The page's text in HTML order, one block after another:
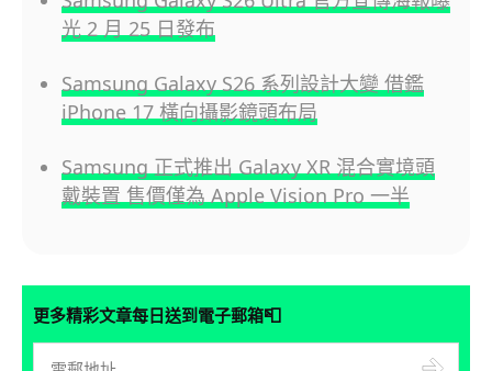
光 2 月 25 日發布
Samsung Galaxy S26 系列設計大變 借鑑
iPhone 17 橫向攝影鏡頭布局
Samsung 正式推出 Galaxy XR 混合實境頭
戴裝置 售價僅為 Apple Vision Pro 一半
更多精彩文章每日送到電子郵箱📮